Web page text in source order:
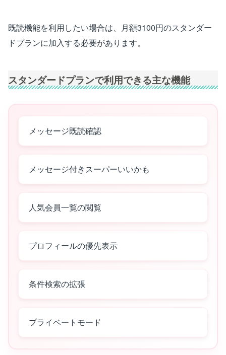
既読機能を利用したい場合は、月額3100円のスタンダー
ドプランに加入する必要があります。
スタンダードプランで利用できる主な機能
メッセージ既読確認
メッセージ付きスーパーいいかも
人気会員一覧の閲覧
プロフィールの優先表示
条件検索の拡張
プライベートモード